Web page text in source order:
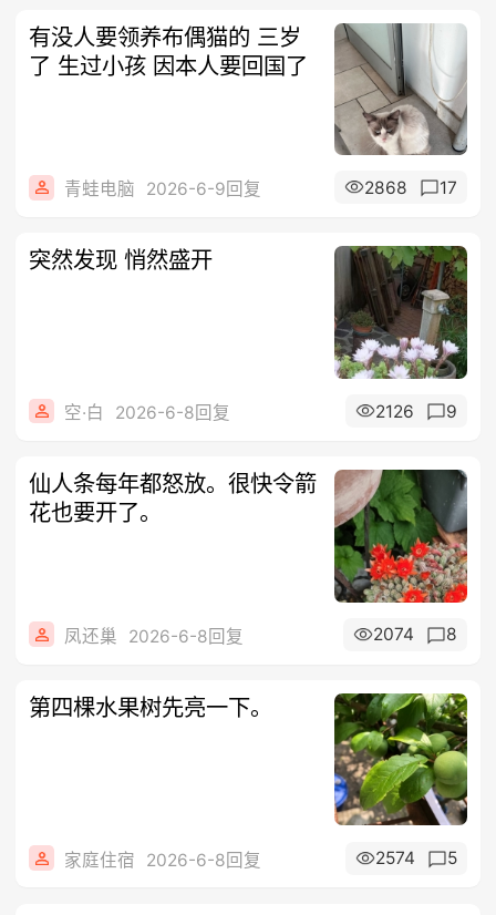
有没人要领养布偶猫的 三岁
了 生过小孩 因本人要回国了
青蛙电脑 2026-6-9回复 2868 17
突然发现 悄然盛开
空·白 2026-6-8回复 2126 9
仙人条每年都怒放。很快令箭
花也要开了。
凤还巢 2026-6-8回复 2074 8
第四棵水果树先亮一下。
家庭住宿 2026-6-8回复 2574 5